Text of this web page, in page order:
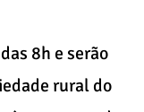
8h e serão
rural do